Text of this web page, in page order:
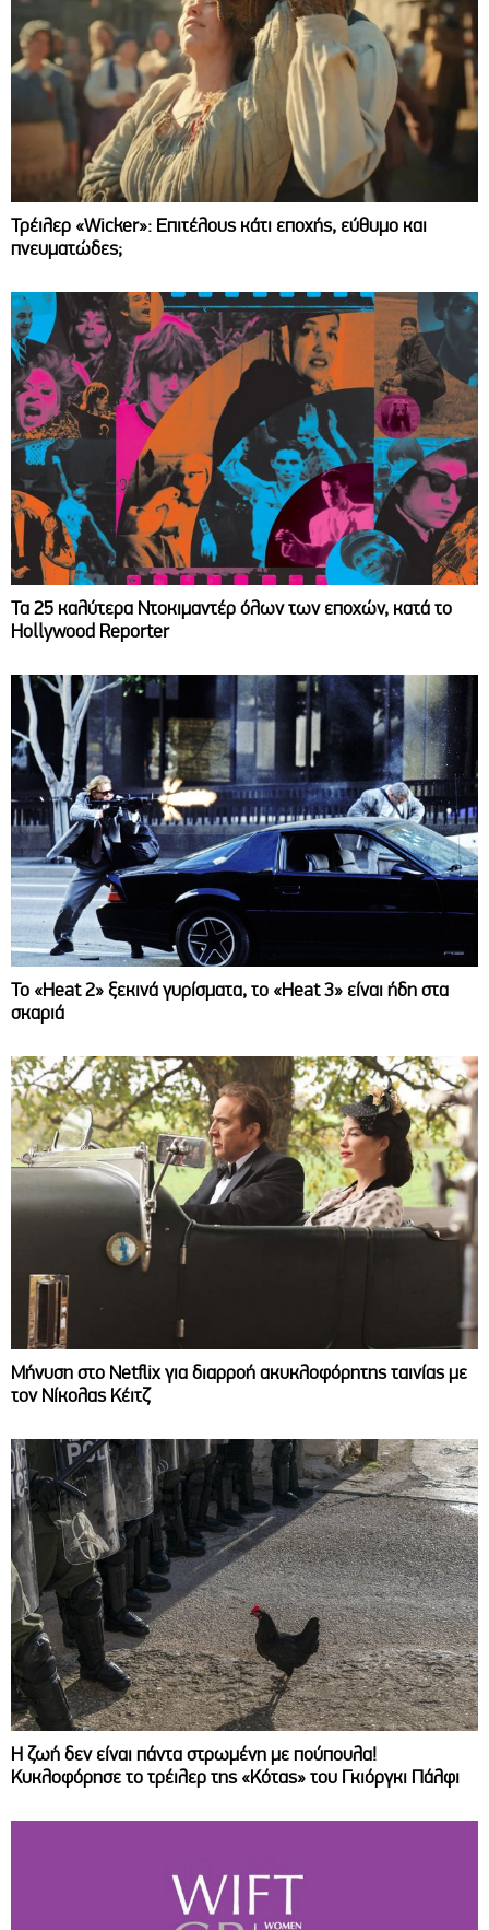
Τρέιλερ «Wicker»: Επιτέλους κάτι εποχής, εύθυμο και
πνευματώδες;
Τα 25 καλύτερα Ντοκιμαντέρ όλων των εποχών, κατά το
Hollywood Reporter
Το «Heat 2» ξεκινά γυρίσματα, το «Heat 3» είναι ήδη στα
σκαριά
Μήνυση στο Netflix για διαρροή ακυκλοφόρητης ταινίας με
τον Νίκολας Κέιτζ
Η ζωή δεν είναι πάντα στρωμένη με πούπουλα!
Κυκλοφόρησε το τρέιλερ της «Κότας» του Γκιόργκι Πάλφι